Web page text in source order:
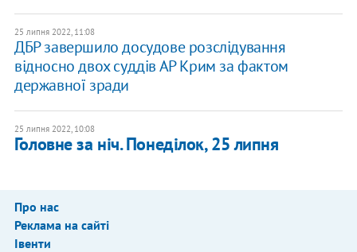
25 липня 2022, 11:08
​ДБР завершило досудове розслідування
відносно двох суддів АР Крим за фактом
державної зради
25 липня 2022, 10:08
Головне за ніч. Понеділок, 25 липня
Про нас
Реклама на сайті
Івенти